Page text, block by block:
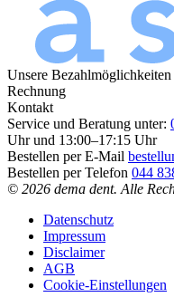
Unsere Bezahlmöglichkeiten
Rechnung
Kontakt
Service und Beratung unter:
Uhr und 13:00–17:15 Uhr
Bestellen per E-Mail
Bestellen per Telefon 044
© 2026 dema dent. Alle
Datenschutz
Impressum
Disclaimer
AGB
Cookie-Einstellungen